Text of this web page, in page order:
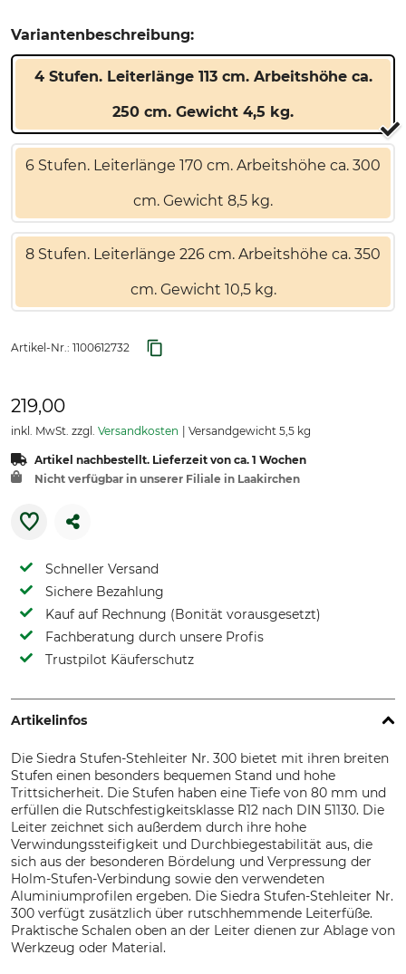
Variantenbeschreibung:
4 Stufen. Leiterlänge 113 cm. Arbeitshöhe ca.
250 cm. Gewicht 4,5 kg.
6 Stufen. Leiterlänge 170 cm. Arbeitshöhe ca. 300
cm. Gewicht 8,5 kg.
8 Stufen. Leiterlänge 226 cm. Arbeitshöhe ca. 350
cm. Gewicht 10,5 kg.
Artikel-Nr.: 1100612732
219,00
inkl. MwSt. zzgl. Versandkosten Versandgewicht 5,5 kg
Artikel nachbestellt. Lieferzeit von ca. 1 Wochen
Nicht verfügbar in unserer Filiale in Laakirchen
Schneller Versand
Sichere Bezahlung
Kauf auf Rechnung (Bonität vorausgesetzt)
Fachberatung durch unsere Profis
Trustpilot Käuferschutz
Artikelinfos
Die Siedra Stufen-Stehleiter Nr. 300 bietet mit ihren breiten
Stufen einen besonders bequemen Stand und hohe
Trittsicherheit. Die Stufen haben eine Tiefe von 80 mm und
erfüllen die Rutschfestigkeitsklasse R12 nach DIN 51130. Die
Leiter zeichnet sich außerdem durch ihre hohe
Verwindungssteifigkeit und Durchbiegestabilität aus, die
sich aus der besonderen Bördelung und Verpressung der
Holm-Stufen-Verbindung sowie den verwendeten
Aluminiumprofilen ergeben. Die Siedra Stufen-Stehleiter Nr.
300 verfügt zusätzlich über rutschhemmende Leiterfüße.
Praktische Schalen oben an der Leiter dienen zur Ablage von
Werkzeug oder Material.